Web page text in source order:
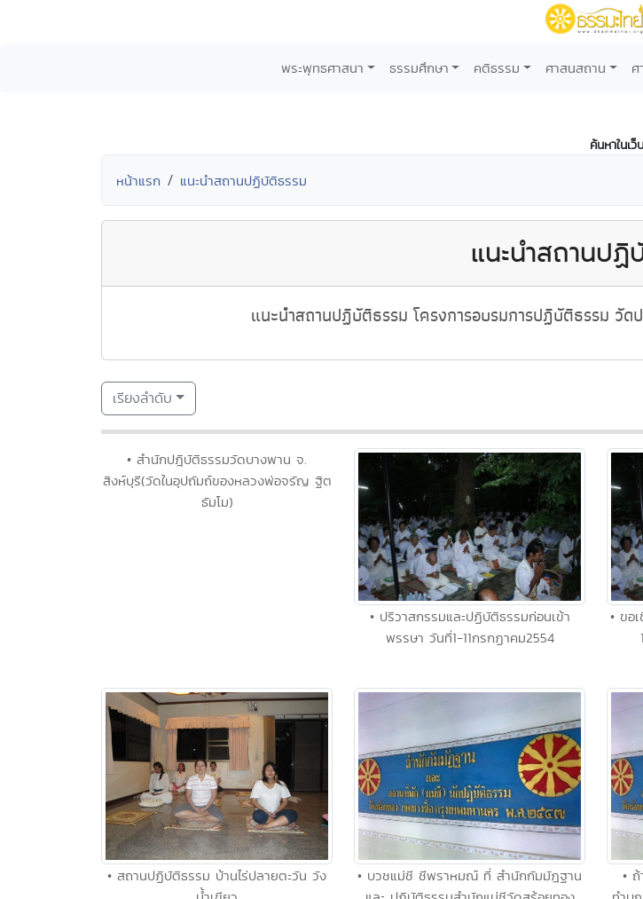
พระพุทธศาสนา ธรรมศึกษา คติธรรม ศาสนสถาน
ค้นหาในเว็
หน้าแรก แนะนำสถานปฏิบัติธรรม
แนะนำสถานปฏิ
แนะนำสถานปฏิบัติธรรม โครงการอบรมการปฏิบัติธรรม วั
เรียงลำดับ
• สำนักปฎิบัติธรรมวัดบางพาน จ.
สิงห์บุรี(วัดในอุปถัมถ์ของหลวงพ่อจรัญ ฐิต
ธัมโม)
• ปริวาสกรรมและปฏิบัติธรรมก่อนเข้า
พรรษา วันที่1-11กรกฏาคม2554
• ขอ
• สถานปฏิบัติธรรม บ้านไร่ปลายตะวัน วัง
• บวชแม่ชี ชีพราหมณ์ ที่ สำนักกัมมัฎฐาน
•